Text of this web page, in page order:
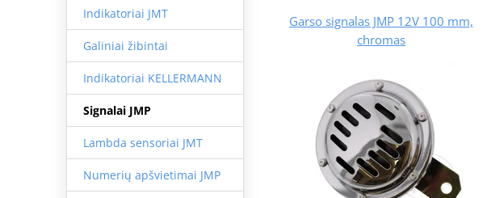
Indikatoriai JMT
Galiniai žibintai
Indikatoriai KELLERMANN
Signalai JMP
Lambda sensoriai JMT
Numerių apšvietimai JMP
Garso signalas JMP 12V 100 mm,
chromas